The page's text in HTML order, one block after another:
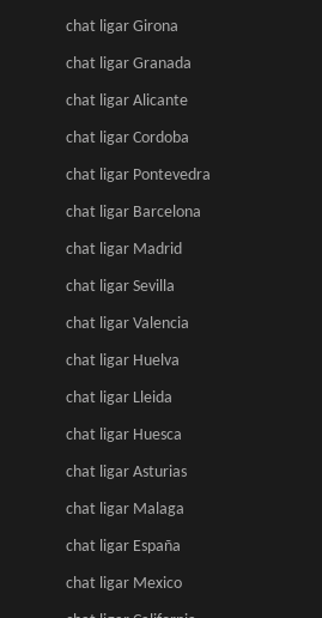
chat ligar Girona
chat ligar Granada
chat ligar Alicante
chat ligar Cordoba
chat ligar Pontevedra
chat ligar Barcelona
chat ligar Madrid
chat ligar Sevilla
chat ligar Valencia
chat ligar Huelva
chat ligar Lleida
chat ligar Huesca
chat ligar Asturias
chat ligar Malaga
chat ligar España
chat ligar Mexico